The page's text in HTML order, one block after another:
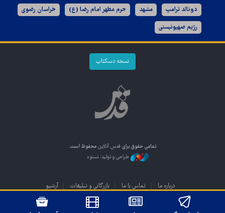
دونالد ترامپ مشهد حرم مطهر امام رضا (ع) خراسان رضوی
رژیم صهیونیستی
نسخه دسکتاپ
تمامی حقوق برای قدس آنلاین محفوظ است.
طراحی و تولید: نستوه
درباره ما تماس با ما بازرگانی و تبلیغات آرشیو